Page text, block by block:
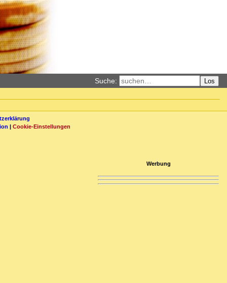
Suche: Los
| Cookie-Einstellungen
Werbung